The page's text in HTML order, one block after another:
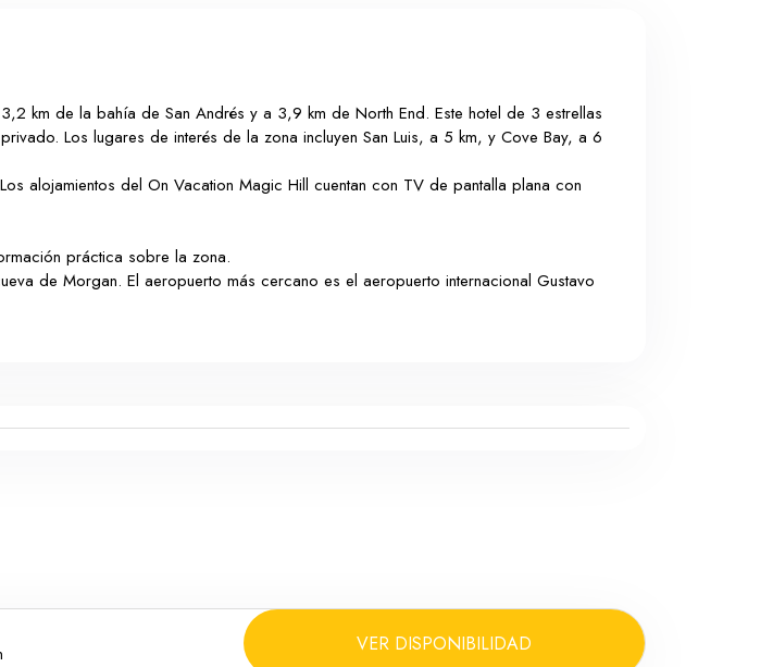
km de la bahía de San Andrés y a 3,9 km de North End. Este hotel de 3 estrellas
Los lugares de interés de la zona incluyen San Luis, a 5 km, y Cove Bay, a 6
alojamientos del On Vacation Magic Hill cuentan con TV de pantalla plana con
práctica sobre la zona.
de Morgan. El aeropuerto más cercano es el aeropuerto internacional Gustavo
VER DISPONIBILIDAD